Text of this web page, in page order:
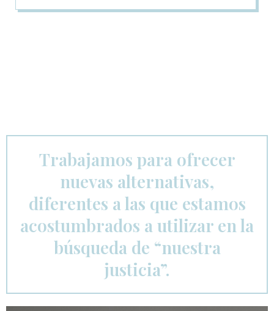
Trabajamos para ofrecer
nuevas alternativas,
diferentes a las que estamos
acostumbrados a utilizar en la
búsqueda de “nuestra
justicia”.